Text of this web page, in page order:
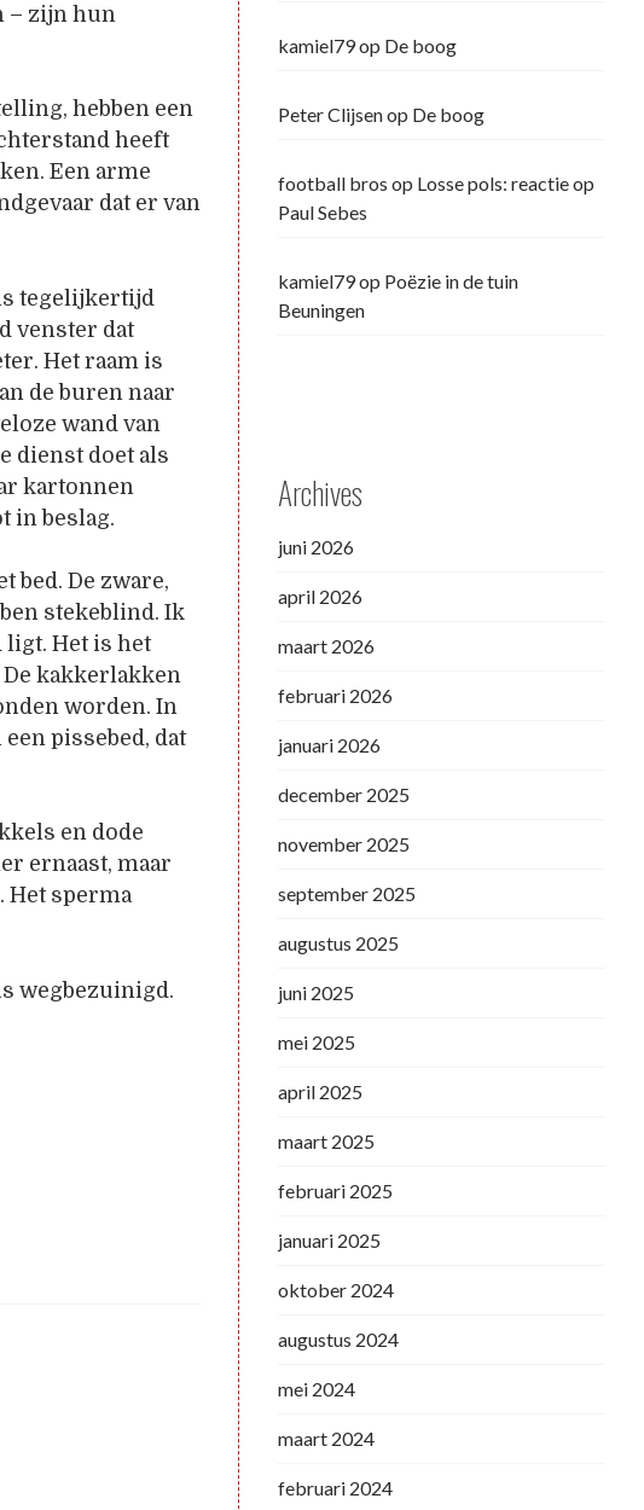
– zijn hun
hebben een
heeft
Een arme
dat er van
tegelijkertijd
venster dat
Het raam is
de buren naar
wand van
dienst doet als
kartonnen
in beslag.
bed. De zware,
stekeblind. Ik
ligt. Het is het
kakkerlakken
worden. In
pissebed, dat
en dode
ernaast, maar
Het sperma
wegbezuinigd.
kamiel79op De boog
Peter Clijsenop De boog
football bros op Losse pols: reactie op
Paul Sebes
kamiel79op Poëzie in de tuin
Beuningen
Archives
juni 2026
april 2026
maart 2026
februari 2026
januari 2026
december 2025
november 2025
september 2025
augustus 2025
juni 2025
mei 2025
april 2025
maart 2025
februari 2025
januari 2025
oktober 2024
augustus 2024
mei 2024
maart 2024
februari 2024